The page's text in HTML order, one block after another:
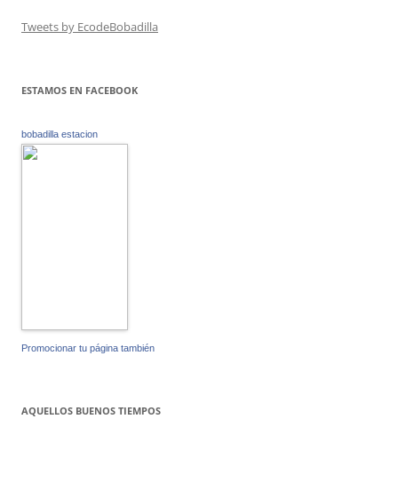
Tweets by EcodeBobadilla
ESTAMOS EN FACEBOOK
bobadilla estacion
Promocionar tu página también
AQUELLOS BUENOS TIEMPOS